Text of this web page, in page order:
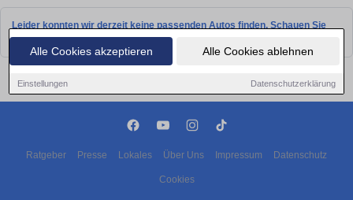
Alle Cookies akzeptieren Alle Cookies ablehnen
Einstellungen Datenschutzerklärung
Leider konnten wir derzeit keine passenden Autos finden. Schauen Sie
bald wieder vorbei!
Ratgeber Presse Lokales Über Uns Impressum Datenschutz
Cookies